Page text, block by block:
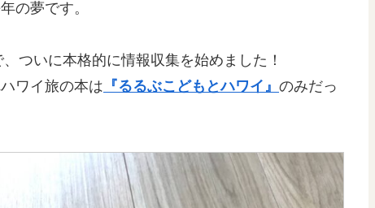
の夢です。
ついに本格的に情報収集を始めました！
ワイ旅の本は 『るるぶこどもとハワイ』 のみだっ